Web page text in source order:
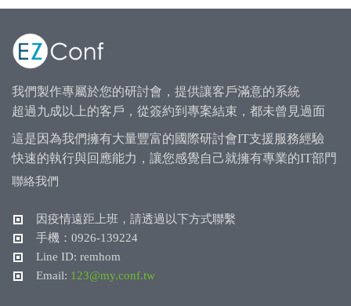
我們製作專屬於您的研討會，提供讓客戶滿意的系統
超過九成以上的客戶，從簽約到專案結束，都未曾見過面
這是因為我們擁有大量豐富的國際研討會IT支援服務經驗
快速的執行與回應能力，讓您感覺自己就擁有專業的IT部門
聯絡我們
因疫情遠距上班，請透過以下方式聯繫
手機：0926-139224
Line ID: remhom
Email: 123@my.conf.tw